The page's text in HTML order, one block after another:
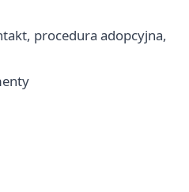
procedura adopcyjna,